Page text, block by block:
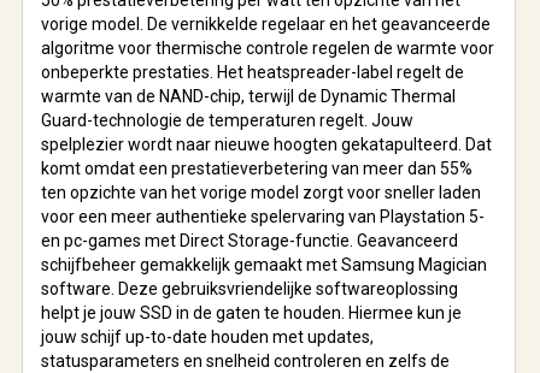
vorige model. De vernikkelde regelaar en het geavanceerde
algoritme voor thermische controle regelen de warmte voor
onbeperkte prestaties. Het heatspreader-label regelt de
warmte van de NAND-chip, terwijl de Dynamic Thermal
Guard-technologie de temperaturen regelt. Jouw
spelplezier wordt naar nieuwe hoogten gekatapulteerd. Dat
komt omdat een prestatieverbetering van meer dan 55%
ten opzichte van het vorige model zorgt voor sneller laden
voor een meer authentieke spelervaring van Playstation 5-
en pc-games met Direct Storage-functie. Geavanceerd
schijfbeheer gemakkelijk gemaakt met Samsung Magician
software. Deze gebruiksvriendelijke softwareoplossing
helpt je jouw SSD in de gaten te houden. Hiermee kun je
jouw schijf up-to-date houden met updates,
statusparameters en snelheid controleren en zelfs de